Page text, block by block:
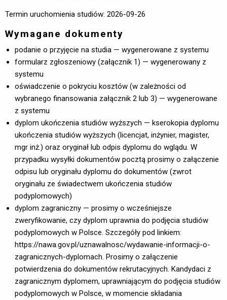
Termin uruchomienia studiów: 2026-09-26
Wymagane dokumenty
podanie o przyjęcie na studia — wygenerowane z systemu
formularz zgłoszeniowy (załącznik 1) — wygenerowany z
systemu
oświadczenie o pokryciu kosztów (w zależności od
wybranego finansowania załącznik 2 lub 3) — wygenerowane
z systemu
dyplom ukończenia studiów wyższych — kserokopia dyplomu
ukończenia studiów wyższych (licencjat, inżynier, magister,
mgr inż.) oraz oryginał lub odpis dyplomu do wglądu. W
przypadku wysyłki dokumentów pocztą prosimy o załączenie
odpisu lub oryginału dyplomu do dokumentów (zwrot
oryginału ze świadectwem ukończenia studiów
podyplomowych)
dyplom zagraniczny — prosimy o wcześniejsze
zweryfikowanie, czy dyplom uprawnia do podjęcia studiów
podyplomowych w Polsce. Szczegóły pod linkiem:
https://nawa.gov.pl/uznawalnosc/wydawanie-informacji-o-
zagranicznych-dyplomach. Prosimy o załączenie
potwierdzenia do dokumentów rekrutacyjnych. Kandydaci z
zagranicznym dyplomem, uprawniającym do podjęcia studiów
podyplomowych w Polsce, w momencie składania